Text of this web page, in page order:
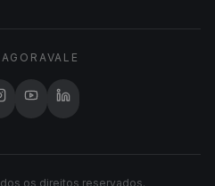
os direitos reservados.